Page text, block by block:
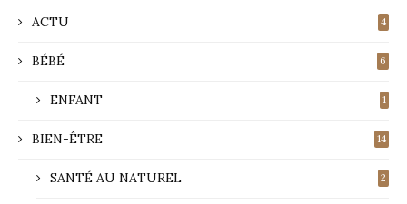
ACTU 4
BÉBÉ 6
ENFANT 1
BIEN-ÊTRE 14
SANTÉ AU NATUREL 2